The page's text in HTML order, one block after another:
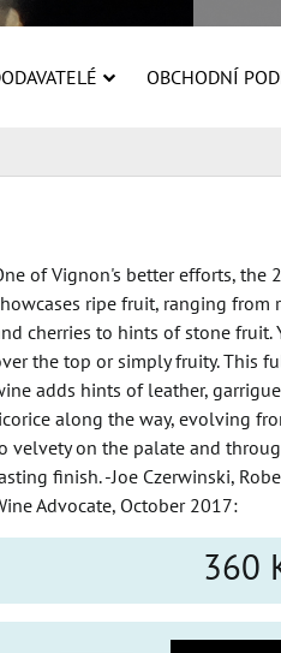
OBCHODNÍ
of Vignon's better efforts, the
ripe fruit, ranging from
cherries to hints of stone fruit.
the top or simply fruity. This
adds hints of leather,
along the way, evolving
velvety on the palate and
finish. -Joe Czerwinski,
Advocate, October 2017:
360